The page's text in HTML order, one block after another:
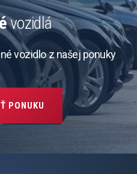
vozidlá
vozidlo z našej ponuky
PONUKU